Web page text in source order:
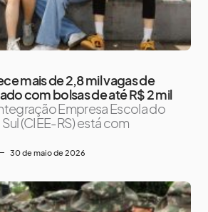
mais de 2,8 mil vagas de
com bolsas de até R$ 2 mil
Empresa Escola do
(CIEE-RS) está com
30 de maio de 2026